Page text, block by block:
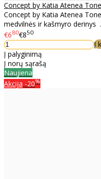
Concept by Katia Atenea
Concept by Katia Atenea
medvilnės ir kašmyro derinys
€680€850
Į
Į palyginimą
Į norų sąrašą
Naujiena
Akcija -20%